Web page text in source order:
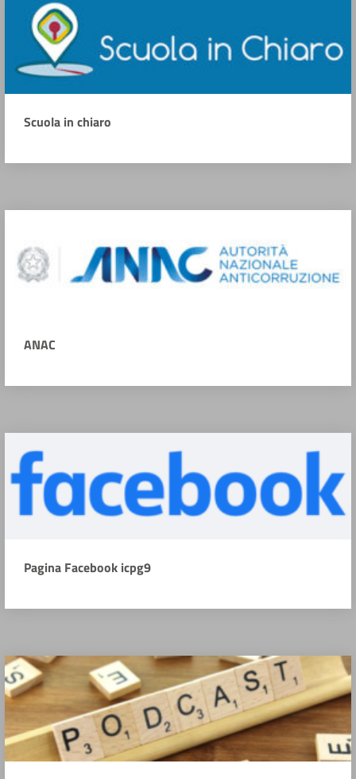
Scuola in chiaro
ANAC
Pagina Facebook icpg9